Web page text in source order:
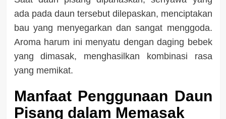
ada pada daun tersebut dilepaskan, menciptakan
bau yang menyegarkan dan sangat menggoda.
Aroma harum ini menyatu dengan daging bebek
yang dimasak, menghasilkan kombinasi rasa
yang memikat.
Manfaat Penggunaan Daun
Pisang dalam Memasak